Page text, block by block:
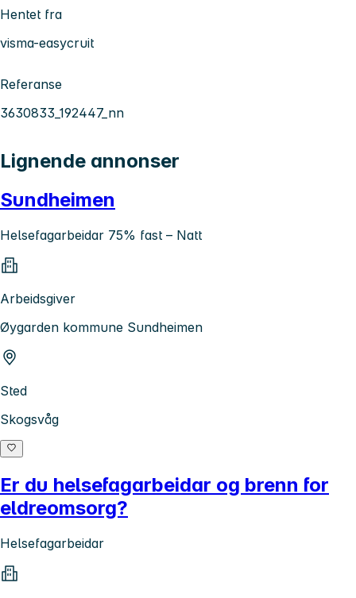
Hentet fra
visma-easycruit
Referanse
3630833_192447_nn
Lignende annonser
Sundheimen
Helsefagarbeidar 75% fast – Natt
Arbeidsgiver
Øygarden kommune Sundheimen
Sted
Skogsvåg
Er du helsefagarbeidar og brenn for
eldreomsorg?
Helsefagarbeidar